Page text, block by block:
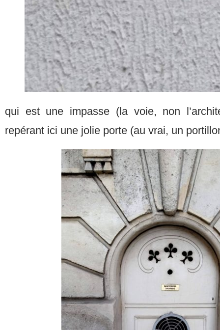
qui est une impasse (la voie, non
repérant ici une jolie porte (au vrai, un